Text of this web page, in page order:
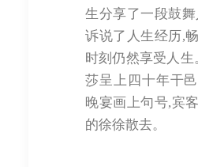
生分享了一段鼓
诉说了人生经历,
时刻仍然享受人生
莎呈上四十年干
晚宴画上句号,宾
的徐徐散去。